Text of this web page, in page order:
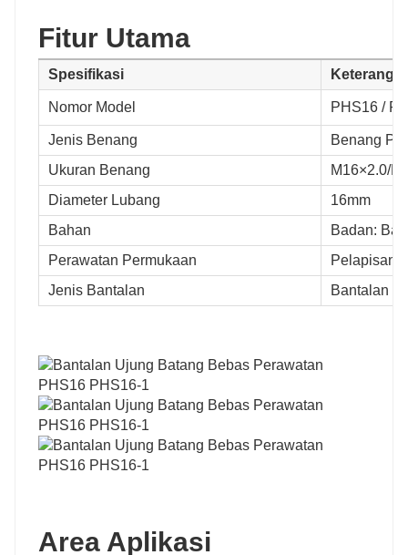
Fitur Utama
Spesifikasi
Nomor Model PHS16 /
Jenis Benang
Benang
Ukuran Benang
M16×2.0/
Diameter Lubang
16mm
Bahan
Badan:
Perawatan Permukaan
Pelapisan
Jenis Bantalan
Bantalan
Area Aplikasi